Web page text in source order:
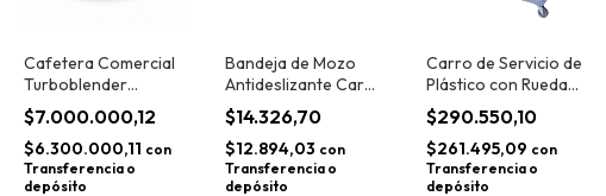
Cafetera Comercial
Turboblender
Express Pro Plus
$7.000.000,12
$6.300.000,11 con
Transferencia o
depósito
Bandeja de Mozo
Antideslizante Carol
40cm
$14.326,70
$12.894,03 con
Transferencia o
depósito
Carro de Servicio de
Plástico con Ruedas
Sikla LJ508A 200kg
$290.550,10
$261.495,09 con
Transferencia o
depósito